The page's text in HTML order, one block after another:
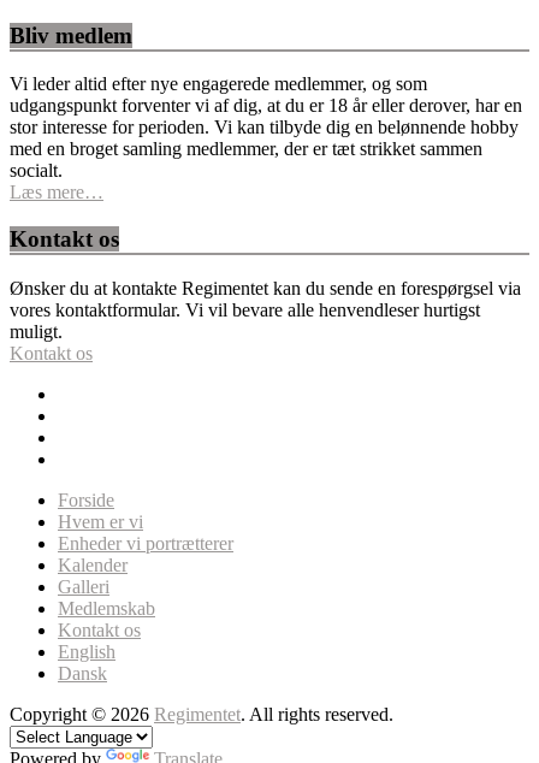
Bliv medlem
Vi leder altid efter nye engagerede medlemmer, og som
udgangspunkt forventer vi af dig, at du er 18 år eller derover, har en
stor interesse for perioden. Vi kan tilbyde dig en belønnende hobby
med en broget samling medlemmer, der er tæt strikket sammen
socialt.
Læs mere…
Kontakt os
Ønsker du at kontakte Regimentet kan du sende en forespørgsel via
vores kontaktformular. Vi vil bevare alle henvendleser hurtigst
muligt.
Kontakt os
Forside
Hvem er vi
Enheder vi portrætterer
Kalender
Galleri
Medlemskab
Kontakt os
English
Dansk
Copyright © 2026 Regimentet. All rights reserved.
Powered by Translate